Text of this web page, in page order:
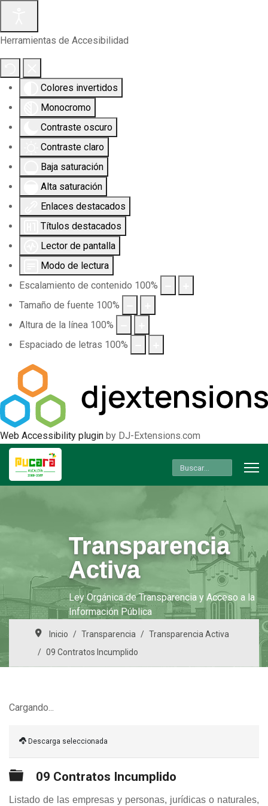
Herramientas de Accesibilidad
Colores invertidos
Monocromo
Contraste oscuro
Contraste claro
Baja saturación
Alta saturación
Enlaces destacados
Títulos destacados
Lector de pantalla
Modo de lectura
Escalamiento de contenido 100%
Tamaño de fuente 100%
Altura de la línea 100%
Espaciado de letras 100%
Web Accessibility plugin by DJ-Extensions.com
Buscar
Transparencia
Activa
Ley Orgánica de Transparencia y Acceso a la
Información Pública
Inicio Transparencia
Transparencia Activa
09 Contratos Incumplido
Cargando...
Descarga seleccionada
Carpeta
09 Contratos Incumplido
Listado de las empresas y personas, jurídicas o naturales,